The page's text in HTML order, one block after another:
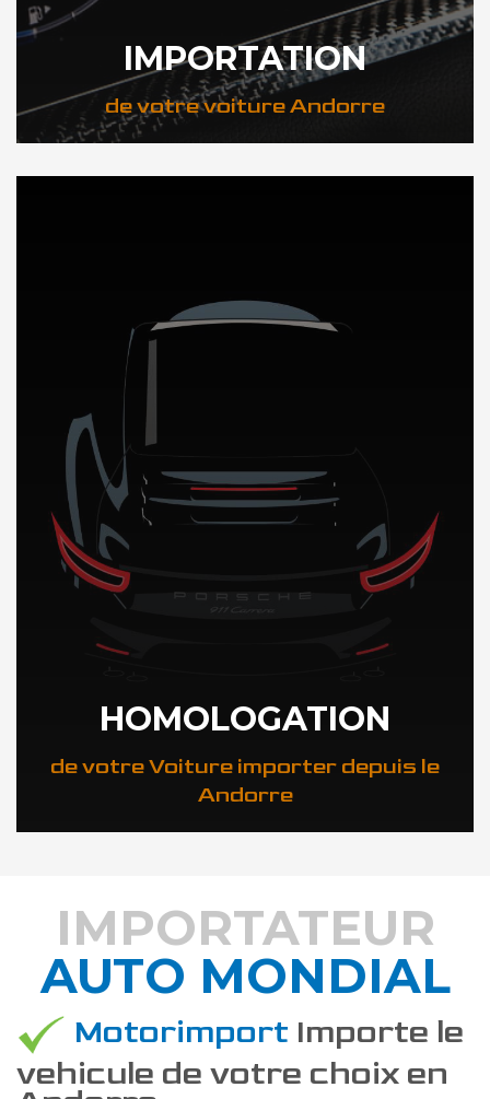
IMPORTATION
de votre voiture Andorre
DÉCOUVREZ NOTRE IMPORTATION AUTO en Andorre
HOMOLOGATION
de votre Voiture importer depuis le
Andorre
DÉCOUVREZ COMMENT
IMPORTATEUR
AUTO MONDIAL
Motorimport Importe le
vehicule de votre choix en